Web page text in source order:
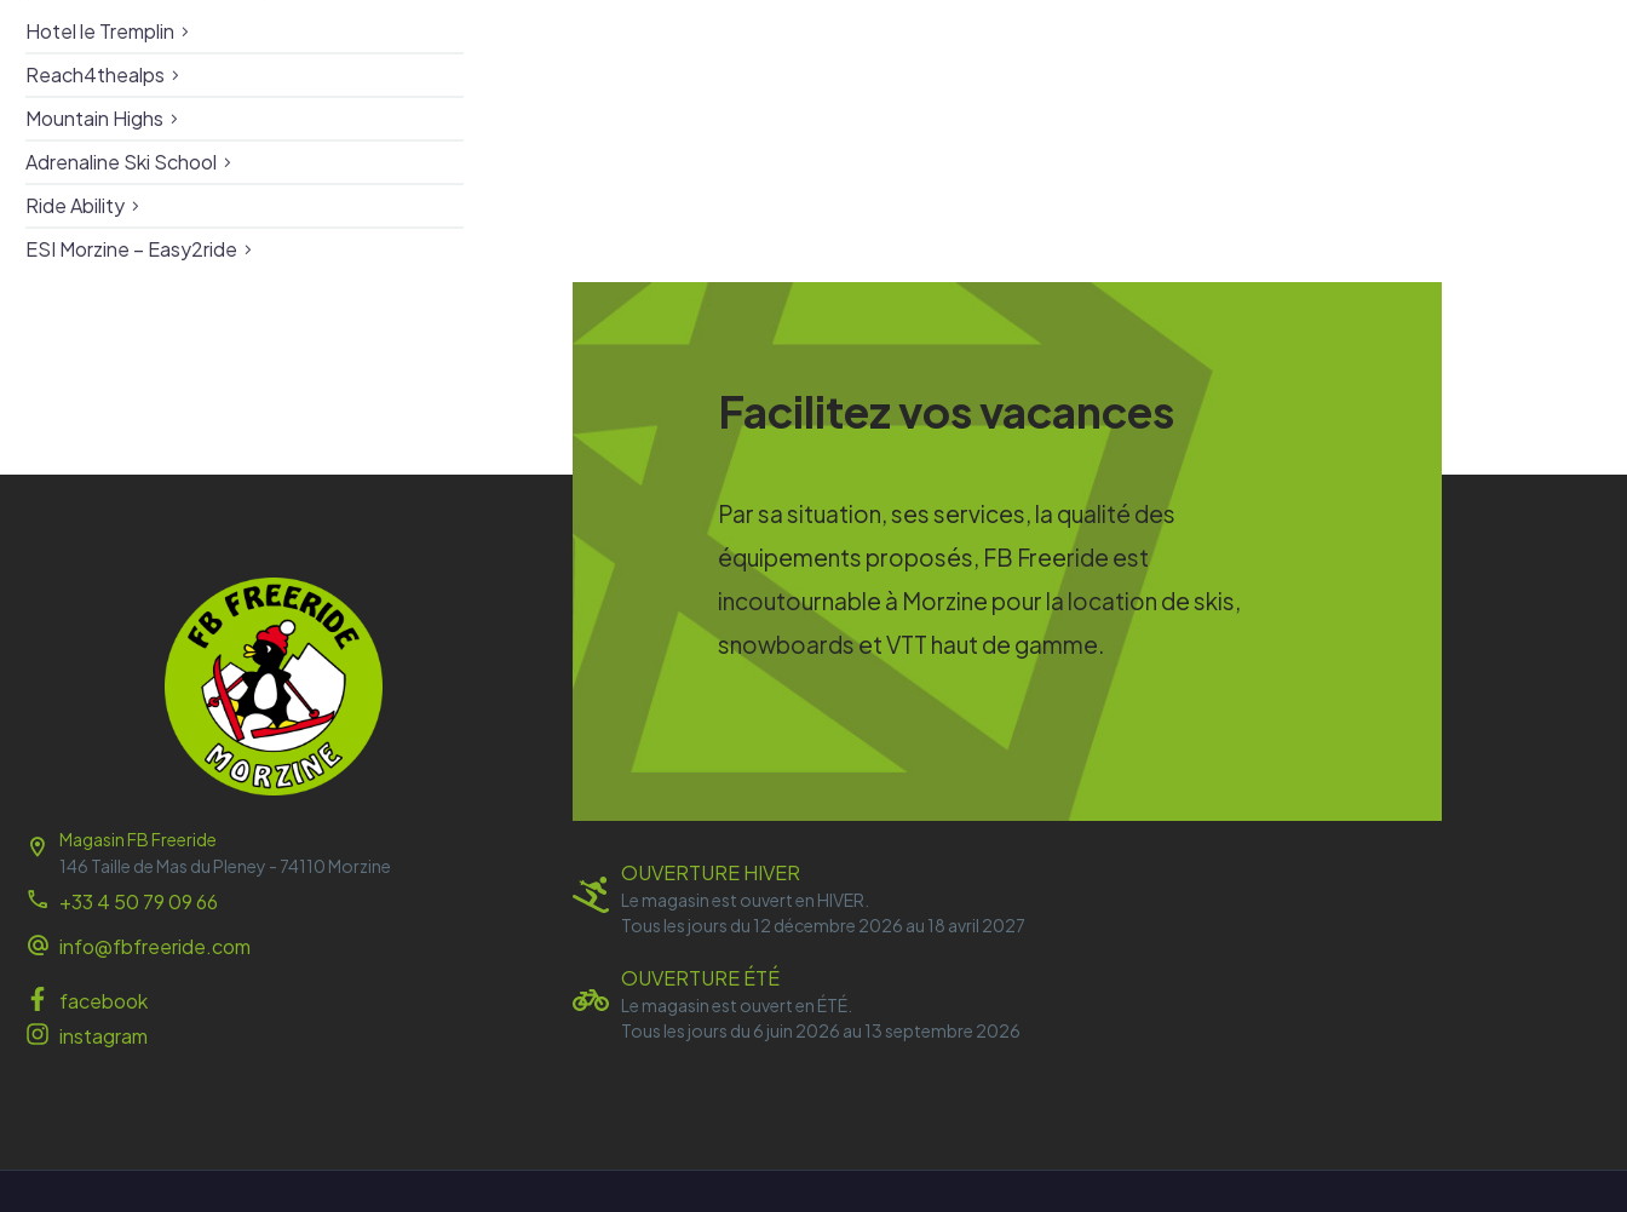
Hotel le Tremplin
Reach4thealps
Mountain Highs
Adrenaline Ski School
Ride Ability
ESI Morzine – Easy2ride
Magasin FB Freeride
146 Taille de Mas du Pleney - 74110 Morzine
+33 4 50 79 09 66
info@fbfreeride.com
facebook
instagram
Facilitez vos vacances
Par sa situation, ses services, la qualité des
équipements proposés, FB Freeride est
incoutournable à Morzine pour la location de skis,
snowboards et VTT haut de gamme.
OUVERTURE HIVER
Le magasin est ouvert en HIVER.
Tous les jours du 12 décembre 2026 au 18 avril 2027
OUVERTURE ÉTÉ
Le magasin est ouvert en ÉTÉ.
Tous les jours du 6 juin 2026 au 13 septembre 2026